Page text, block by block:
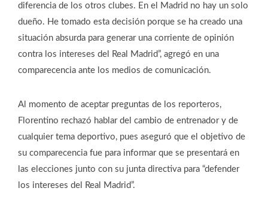
diferencia de los otros clubes. En el Madrid no hay un solo
dueño. He tomado esta decisión porque se ha creado una
situación absurda para generar una corriente de opinión
contra los intereses del Real Madrid”, agregó en una
comparecencia ante los medios de comunicación.
Al momento de aceptar preguntas de los reporteros,
Florentino rechazó hablar del cambio de entrenador y de
cualquier tema deportivo, pues aseguró que el objetivo de
su comparecencia fue para informar que se presentará en
las elecciones junto con su junta directiva para “defender
los intereses del Real Madrid”.